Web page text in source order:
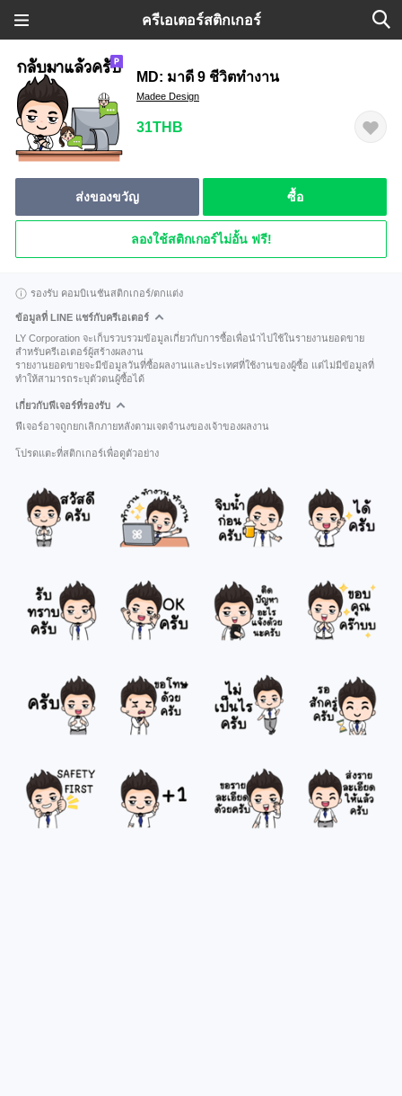
ครีเอเตอร์สติกเกอร์
MD: มาดี 9 ชีวิตทำงาน
Madee Design
31THB
ส่งของขวัญ ซื้อ
ลองใช้สติกเกอร์ไม่อั้น ฟรี!
รองรับ คอมบิเนชันสติกเกอร์/ตกแต่ง
ข้อมูลที่ LINE แชร์กับครีเอเตอร์
LY Corporation จะเก็บรวบรวมข้อมูลเกี่ยวกับการซื้อเพื่อนำไปใช้ในรายงานยอดขาย
สำหรับครีเอเตอร์ผู้สร้างผลงาน
รายงานยอดขายจะมีข้อมูลวันที่ซื้อผลงานและประเทศที่ใช้งานของผู้ซื้อ แต่ไม่มีข้อมูลที่
ทำให้สามารถระบุตัวตนผู้ซื้อได้
เกี่ยวกับฟีเจอร์ที่รองรับ
ฟีเจอร์อาจถูกยกเลิกภายหลังตามเจตจำนงของเจ้าของผลงาน
โปรดแตะที่สติกเกอร์เพื่อดูตัวอย่าง